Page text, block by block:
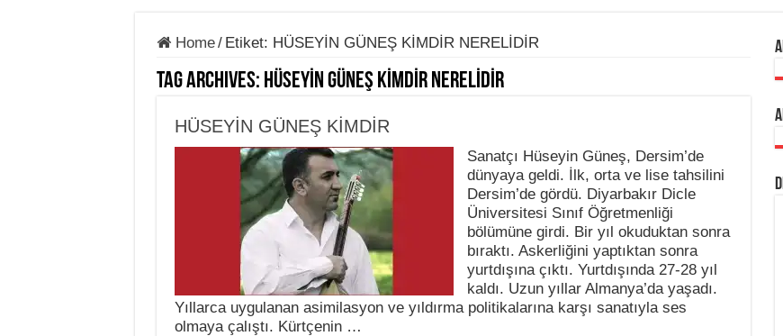
Home/ Etiket: HÜSEYİN GÜNEŞ KİMDİR NERELİDİR
Tag Archives: HÜSEYİN GÜNEŞ KİMDİR NERELİDİR
HÜSEYİN GÜNEŞ KİMDİR
Sanatçı Hüseyin Güneş, Dersim’de
dünyaya geldi. İlk, orta ve lise tahsilini
Dersim’de gördü. Diyarbakır Dicle
Üniversitesi Sınıf Öğretmenliği
bölümüne girdi. Bir yıl okuduktan sonra
bıraktı. Askerliğini yaptıktan sonra
yurtdışına çıktı. Yurtdışında 27-28 yıl
kaldı. Uzun yıllar Almanya’da yaşadı.
Yıllarca uygulanan asimilasyon ve yıldırma politikalarına karşı sanatıyla ses
olmaya çalıştı. Kürtçenin …